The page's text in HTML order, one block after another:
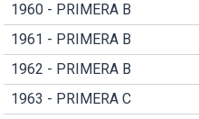
1960 - PRIMERA B
1961 - PRIMERA B
1962 - PRIMERA B
1963 - PRIMERA C